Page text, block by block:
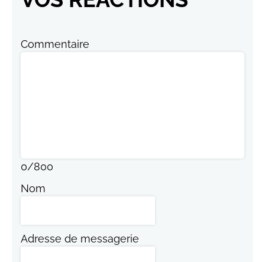
Commentaire
0/800
Nom
Adresse de messagerie